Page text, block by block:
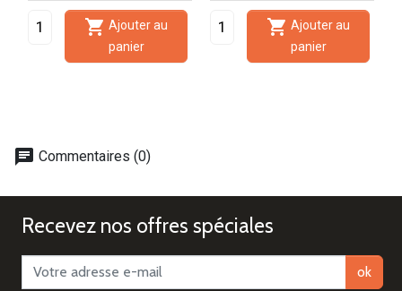
 Ajouter au
panier
 Ajouter au
panier
chat Commentaires (0)
Recevez nos offres spéciales
ok